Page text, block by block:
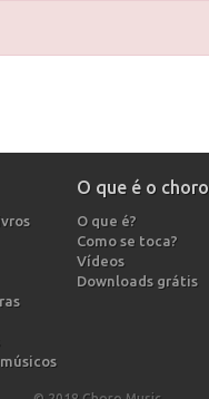
O que é o choro
O que é?
Como se toca?
Vídeos
Downloads grátis